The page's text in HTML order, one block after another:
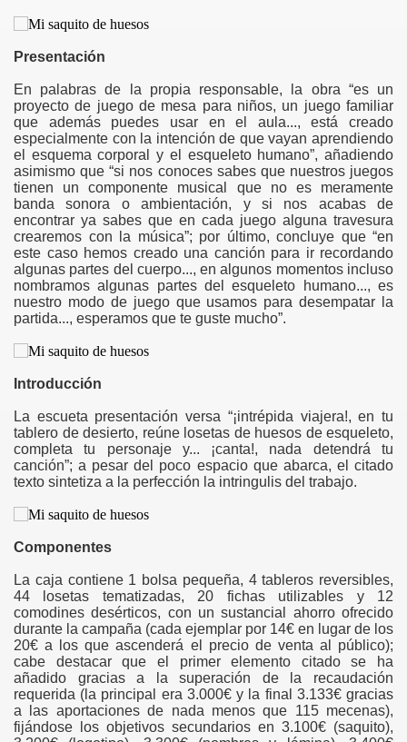
Presentación
En palabras de la propia responsable, la obra “es un
proyecto de juego de mesa para niños, un juego familiar
que además puedes usar en el aula..., está creado
especialmente con la intención de que vayan aprendiendo
el esquema corporal y el esqueleto humano”, añadiendo
asimismo que “si nos conoces sabes que nuestros juegos
tienen un componente musical que no es meramente
banda sonora o ambientación, y si nos acabas de
encontrar ya sabes que en cada juego alguna travesura
crearemos con la música”; por último, concluye que “en
este caso hemos creado una canción para ir recordando
algunas partes del cuerpo..., en algunos momentos incluso
nombramos algunas partes del esqueleto humano..., es
nuestro modo de juego que usamos para desempatar la
partida..., esperamos que te guste mucho”.
Introducción
La escueta presentación versa “¡intrépida viajera!, en tu
tablero de desierto, reúne losetas de huesos de esqueleto,
completa tu personaje y... ¡canta!, nada detendrá tu
canción”; a pesar del poco espacio que abarca, el citado
texto sintetiza a la perfección la intringulis del trabajo.
Componentes
La caja contiene 1 bolsa pequeña, 4 tableros reversibles,
44 losetas tematizadas, 20 fichas utilizables y 12
comodines desérticos, con un sustancial ahorro ofrecido
durante la campaña (cada ejemplar por 14€ en lugar de los
20€ a los que ascenderá el precio de venta al público);
cabe destacar que el primer elemento citado se ha
añadido gracias a la superación de la recaudación
requerida (la principal era 3.000€ y la final 3.133€ gracias
a las aportaciones de nada menos que 115 mecenas),
fijándose los objetivos secundarios en 3.100€ (saquito),